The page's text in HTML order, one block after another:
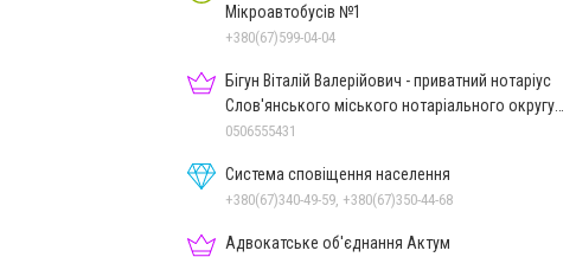
Мікроавтобусів №1
+380(67)599-04-04
Бігун Віталій Валерійович - приватний нотаріус
Слов'янського міського нотаріального округу
Дон.обл.
0506555431
Система сповіщення населення
+380(67)340-49-59, +380(67)350-44-68
Адвокатське об'єднання Актум